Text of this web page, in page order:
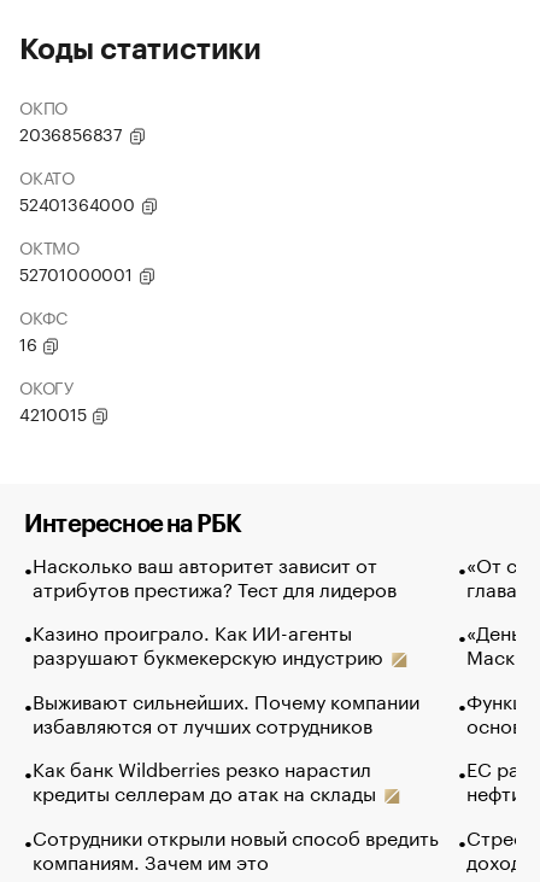
Коды статистики
ОКПО
2036856837
ОКАТО
52401364000
ОКТМО
52701000001
ОКФС
16
ОКОГУ
4210015
Интересное на РБК
Насколько ваш авторитет зависит от
атрибутов престижа? Тест для лидеров
Казино проиграло. Как ИИ-агенты
разрушают букмекерскую индустрию
Выживают сильнейших. Почему компании
избавляются от лучших сотрудников
Как банк Wildberries резко нарастил
кредиты селлерам до атак на склады
Сотрудники открыли новый способ вредить
компаниям. Зачем им это
«От
глава
Маск в
основ
ЕС
нефти